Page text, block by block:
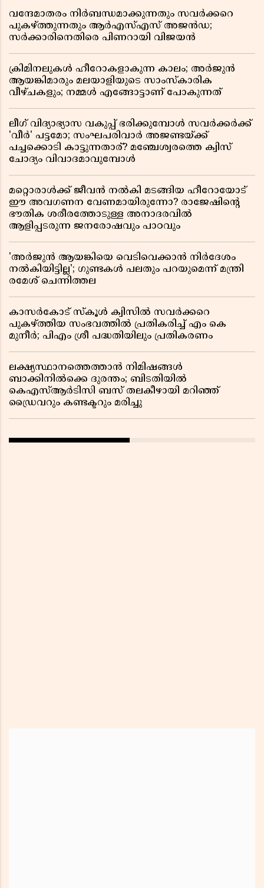
വന്ദേമാതരം നിർബന്ധമാക്കുന്നതും സവർക്കറെ
പുകഴ്ത്തുന്നതും ആർഎസ്എസ് അജൻഡ;
സർക്കാരിനെതിരെ പിണറായി വിജയൻ
ക്രിമിനലുകൾ ഹീറോകളാകുന്ന കാലം; അർജുൻ
ആയങ്കിമാരും മലയാളിയുടെ സാംസ്കാരിക
വീഴ്ചകളും; നമ്മൾ എങ്ങോട്ടാണ് പോകുന്നത്
ലീഗ് വിദ്യാഭ്യാസ വകുപ്പ് ഭരിക്കുമ്പോൾ സവർക്കർക്ക്
'വീർ' പട്ടമോ; സംഘപരിവാർ അജണ്ടയ്ക്ക്
പച്ചക്കൊടി കാട്ടുന്നതാര്? മഞ്ചേശ്വരത്തെ ക്വിസ്
ചോദ്യം വിവാദമാവുമ്പോൾ
മറ്റൊരാൾക്ക് ജീവൻ നൽകി മടങ്ങിയ ഹീറോയോട്
ഈ അവഗണന വേണമായിരുന്നോ? രാജേഷിൻ്റെ
ഭൗതിക ശരീരത്തോടുള്ള അനാദരവിൽ
ആളിപ്പടരുന്ന ജനരോഷവും പാഠവും
'അർജുൻ ആയങ്കിയെ വെടിവെക്കാൻ നിർദേശം
നൽകിയിട്ടില്ല'; ഗുണ്ടകൾ പലതും പറയുമെന്ന് മന്ത്രി
രമേശ് ചെന്നിത്തല
കാസർകോട് സ്കൂൾ ക്വിസിൽ സവർക്കറെ
പുകഴ്ത്തിയ സംഭവത്തിൽ പ്രതികരിച്ച് എം കെ
മുനീർ; പിഎം ശ്രീ പദ്ധതിയിലും പ്രതികരണം
ലക്ഷ്യസ്ഥാനത്തെത്താൻ നിമിഷങ്ങൾ
ബാക്കിനിൽക്കെ ദുരന്തം; ബിടതിയിൽ
കെഎസ്ആർടിസി ബസ് തലകീഴായി മറിഞ്ഞ്
ഡ്രൈവറും കണ്ടക്ടറും മരിച്ചു